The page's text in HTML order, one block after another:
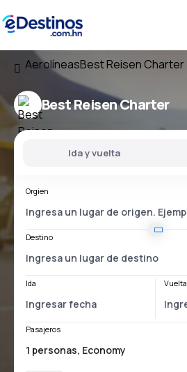
AerolíneasBest Reisen Charter
Best Reisen Charter
Ida y vuelta
Orgien
Destino
Ida Vuelta
Pasajeros